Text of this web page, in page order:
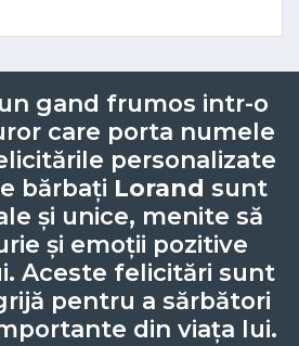
gand frumos intr-o
care porta numele
personalizate
bărbați Lorand sunt
și unice, menite să
și emoții pozitive
Aceste felicitări sunt
pentru a sărbători
din viața lui.